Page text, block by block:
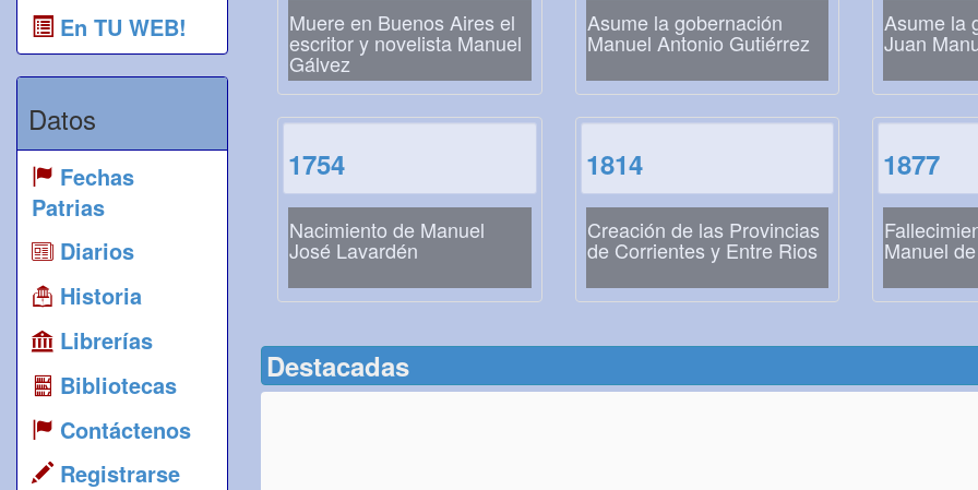
En TU WEB!
Datos
Fechas
Patrias
Diarios
Historia
Librerías
Bibliotecas
Contáctenos
Registrarse
Muere en Buenos Aires el
escritor y novelista Manuel
Gálvez
Asume la gobernación
Manuel Antonio Gutiérrez
Asume la
Juan
1754
Nacimiento de Manuel
José Lavardén
1814
Creación de las Provincias
de Corrientes y Entre Rios
1877
Manuel
Destacadas